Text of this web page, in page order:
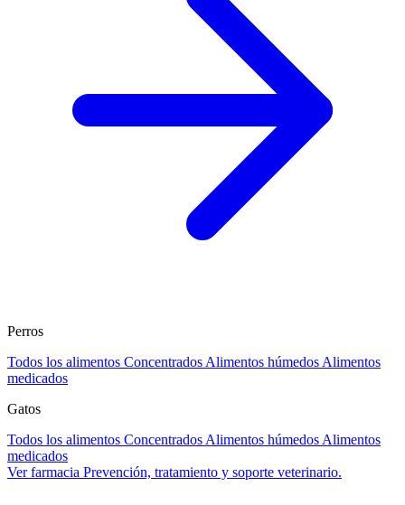
Perros
Todos los alimentos Concentrados Alimentos húmedos Alimentos
medicados
Gatos
Todos los alimentos Concentrados Alimentos húmedos Alimentos
medicados
Ver farmacia Prevención, tratamiento y soporte veterinario.